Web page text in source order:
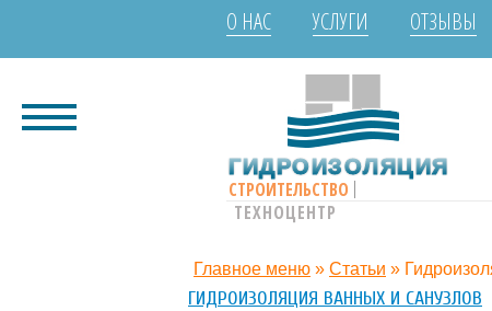
О НАС УСЛУГИ ОТЗЫВЫ
ГИДРОИЗОЛЯЦИЯ
СТРОИТЕЛЬСТВО
ТЕХНОЦЕНТР
Главное меню » Статьи »
ГИДРОИЗОЛЯЦИЯ ВАННЫХ И САНУЗЛОВ